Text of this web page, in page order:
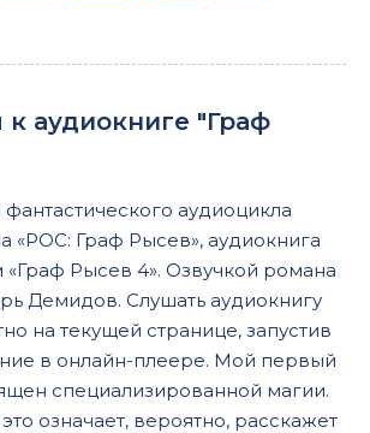
аудиокниге "Граф
аудиоцикла
«РОС: Граф Рысев», аудиокнига
Рысев 4». Озвучкой романа
Демидов. Слушать аудиокнигу
на текущей странице, запустив
в онлайн-плеере. Мой первый
специализированной магии.
означает, вероятно, расскажет